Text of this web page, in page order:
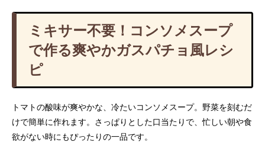
増量期のカタボリック対策｜原因と防ぐ方
法を徹底解説
2024.04.24
プロテインがまず
紹介
2024.04.10
ミキサー不要！コンソメスープ
で作る爽やかガスパチョ風レシ
ピ
トマトの酸味が爽やかな、冷たいコンソメスープ。野菜を刻むだ
けで簡単に作れます。さっぱりとした口当たりで、忙しい朝や食
欲がない時にもぴったりの一品です。